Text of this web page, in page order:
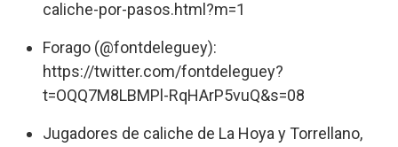
caliche-por-pasos.html?m=1
Forago (@fontdeleguey):
https://twitter.com/fontdeleguey?
t=OQQ7M8LBMPl-RqHArP5vuQ&s=08
Jugadores de caliche de La Hoya y Torrellano,